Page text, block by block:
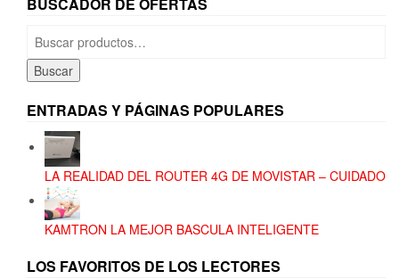
por:
Buscar
ENTRADAS Y PÁGINAS POPULARES
LA REALIDAD DEL ROUTER 4G DE MOVISTAR – CUIDADO
KAMTRON LA MEJOR BASCULA INTELIGENTE
LOS FAVORITOS DE LOS LECTORES